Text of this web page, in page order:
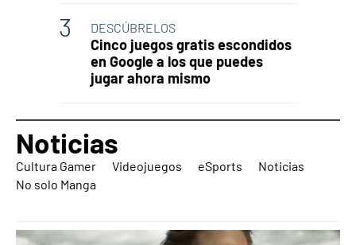
DESCÚBRELOS
Cinco juegos gratis escondidos
en Google a los que puedes
jugar ahora mismo
Noticias
Cultura Gamer Videojuegos eSports
Noticias
No solo Manga